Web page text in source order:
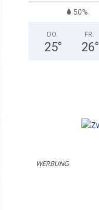
50%
DO.
25°
FR.
26°
WERBUNG